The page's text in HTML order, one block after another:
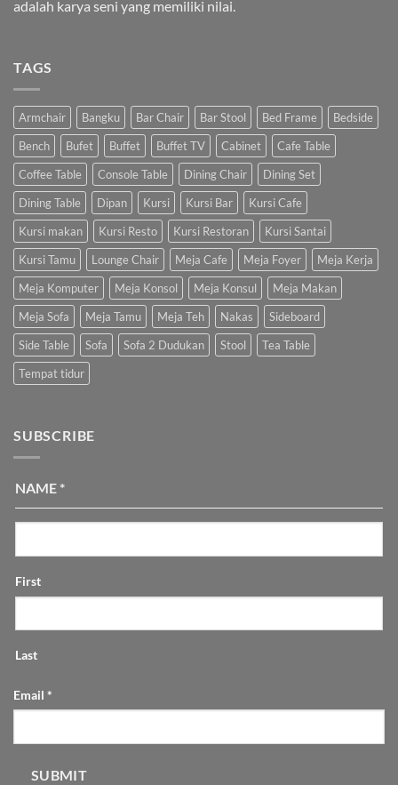
adalah karya seni yang memiliki nilai.
TAGS
Armchair Bangku Bar Chair Bar Stool Bed Frame
Bedside
Bench
Bufet Buffet Buffet TV Cabinet
Cafe Table
Coffee Table
Console Table Dining Chair
Dining Set
Dining Table
Dipan Kursi Kursi Bar
Kursi Cafe
Kursi makan
Kursi Resto Kursi Restoran
Kursi Santai
Kursi Tamu
Lounge Chair Meja Cafe Meja Foyer
Meja Kerja
Meja Komputer
Meja Konsol Meja Konsul
Meja Makan
Meja Sofa
Meja Tamu Meja Teh Nakas
Sideboard
Side Table
Sofa Sofa 2 Dudukan Stool
Tea Table
Tempat tidur
SUBSCRIBE
NAME *
First
Last
Email *
SUBMIT